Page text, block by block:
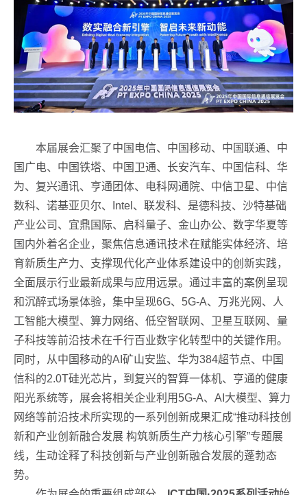
本届展会汇聚了中国电信、中国移动、中国联通、中
国广电、中国铁塔、中国卫通、长安汽车、中国信科、华
为、复兴通讯、亨通团体、电科网通院、中信卫星、中信
数科、诺基亚贝尔、Intel、联发科、是德科技、沙特基础
产业公司、宜鼎国际、启科量子、金山办公、数字华夏等
国内外着名企业，聚焦信息通讯技术在赋能实体经济、培
育新质生产力、支撑现代化产业体系建设中的创新实践，
全面展示行业最新成果与应用远景。通过丰富的案例呈现
和沉醉式场景体验，集中呈现6G、5G-A、万兆光网、人
工智能大模型、算力网络、低空智联网、卫星互联网、量
子科技等前沿技术在千行百业数字化转型中的关键作用。
同时，从中国移动的AI矿山安监、华为384超节点、中国
信科的2.0T硅光芯片，到复兴的智算一体机、亨通的健康
阳光系统等，展会将相关企业利用5G-A、AI大模型、算力
网络等前沿技术所实现的一系列创新成果汇成“推动科技创
新和产业创新融合发展 构筑新质生产力核心引擎”专题展
线，生动诠释了科技创新与产业创新融合发展的蓬勃态
势。